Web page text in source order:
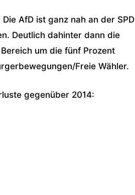
AfD ist ganz nah an der SPD
Deutlich dahinter dann die
um die fünf Prozent
Freie Wähler.
gegenüber 2014: